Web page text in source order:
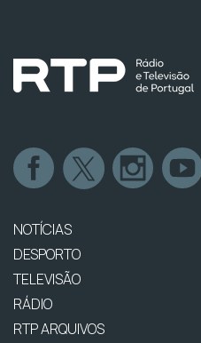
NOTÍCIAS
DESPORTO
TELEVISÃO
RÁDIO
RTP ARQUIVOS